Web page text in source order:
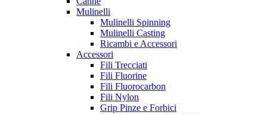
Mulinelli
Mulinelli Spinning
Mulinelli Casting
Ricambi e Accessori
Accessori
Fili Trecciati
Fili Fluorine
Fili Fluorocarbon
Fili Nylon
Grip Pinze e Forbici